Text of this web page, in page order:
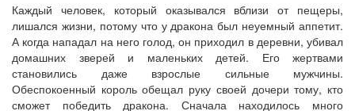
Каждый человек, который оказывался вблизи от пещеры,
лишался жизни, потому что у дракона был неуемный аппетит.
А когда нападал на него голод, он приходил в деревни, убивал
домашних зверей и маленьких детей. Его жертвами
становились даже взрослые сильные мужчины.
Обеспокоенный король обещал руку своей дочери тому, кто
сможет победить дракона. Сначала находилось много